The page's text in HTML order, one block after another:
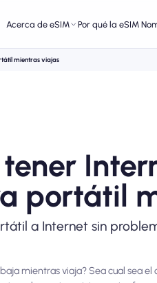
Acerca de eSIM Por qué la eSIM
mientras viajas
portátil
a Internet sin
mientras viaja? Sea cual sea